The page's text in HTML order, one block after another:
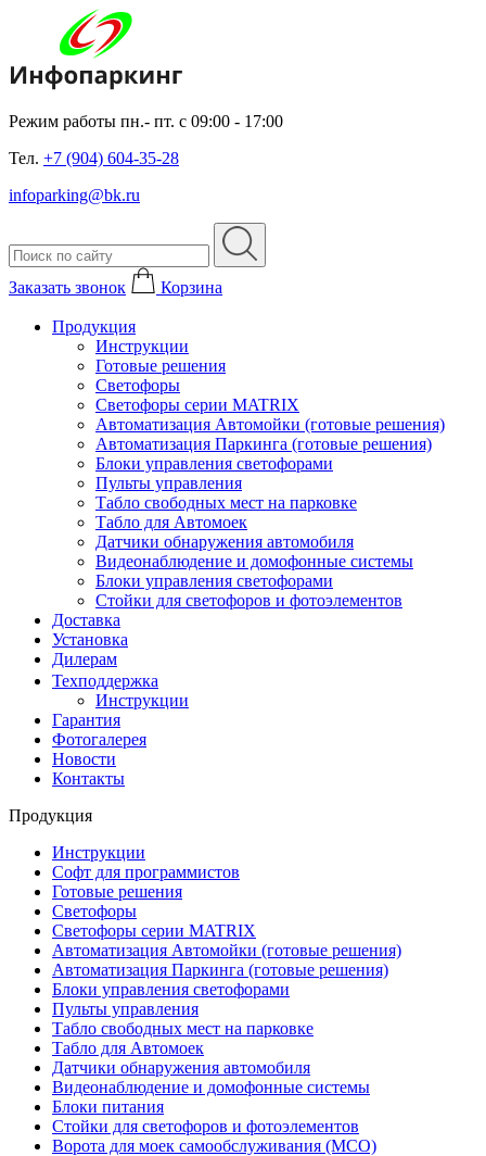
Режим работы пн.- пт. с 09:00 - 17:00
Тел. +7 (904) 604-35-28
infoparking@bk.ru
Заказать звонок Корзина
Продукция
Инструкции
Готовые решения
Светофоры
Светофоры серии MATRIX
Автоматизация Автомойки (готовые решения)
Автоматизация Паркинга (готовые решения)
Блоки управления светофорами
Пульты управления
Табло свободных мест на парковке
Табло для Автомоек
Датчики обнаружения автомобиля
Видеонаблюдение и домофонные системы
Блоки управления светофорами
Стойки для светофоров и фотоэлементов
Доставка
Установка
Дилерам
Техподдержка
Инструкции
Гарантия
Фотогалерея
Новости
Контакты
Продукция
Инструкции
Софт для программистов
Готовые решения
Светофоры
Светофоры серии MATRIX
Автоматизация Автомойки (готовые решения)
Автоматизация Паркинга (готовые решения)
Блоки управления светофорами
Пульты управления
Табло свободных мест на парковке
Табло для Автомоек
Датчики обнаружения автомобиля
Видеонаблюдение и домофонные системы
Блоки питания
Стойки для светофоров и фотоэлементов
Ворота для моек самообслуживания (МСО)